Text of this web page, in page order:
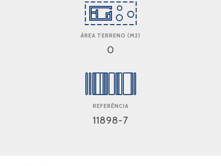
ÁREA TERRENO (M2)
0
REFERÊNCIA
11898-7